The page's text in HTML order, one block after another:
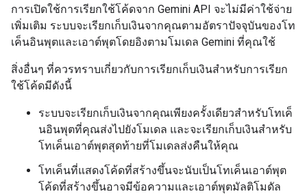
การเปิดใช้การเรียกใช้โค้ดจาก Gemini API จะไม่มีค่าใช้จ่าย
เพิ่มเติม ระบบจะเรียกเก็บเงินจากคุณตามอัตราปัจจุบันของโท
เค็นอินพุตและเอาต์พุตโดยอิงตามโมเดล Gemini ที่คุณใช้
สิ่งอื่นๆ ที่ควรทราบเกี่ยวกับการเรียกเก็บเงินสำหรับการเรียก
ใช้โค้ดมีดังนี้
ระบบจะเรียกเก็บเงินจากคุณเพียงครั้งเดียวสำหรับโทเค็
นอินพุตที่คุณส่งไปยังโมเดล และจะเรียกเก็บเงินสำหรับ
โทเค็นเอาต์พุตสุดท้ายที่โมเดลส่งคืนให้คุณ
โทเค็นที่แสดงโค้ดที่สร้างขึ้นจะนับเป็นโทเค็นเอาต์พุต
โค้ดที่สร้างขึ้นอาจมีข้อความและเอาต์พุตมัลติโมดัล